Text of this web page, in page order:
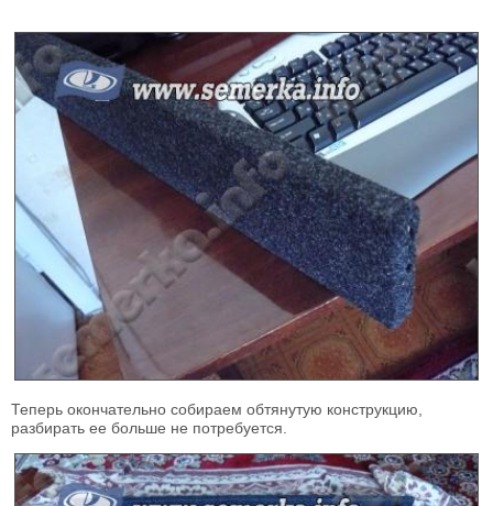
Теперь окончательно собираем обтянутую конструкцию,
разбирать ее больше не потребуется.